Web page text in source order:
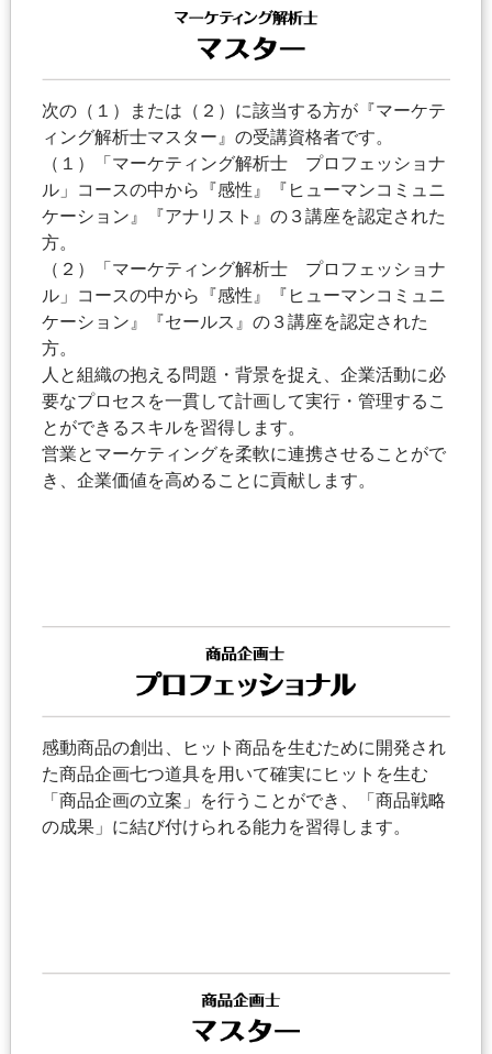
次の（１）または（２）に該当する方が『マーケテ
ィング解析士マスター』の受講資格者です。
（１）「マーケティング解析士 プロフェッショナ
ル」コースの中から『感性』『ヒューマンコミュニ
ケーション』『アナリスト』の３講座を認定された
方。
（２）「マーケティング解析士 プロフェッショナ
ル」コースの中から『感性』『ヒューマンコミュニ
ケーション』『セールス』の３講座を認定された
方。
人と組織の抱える問題・背景を捉え、企業活動に必
要なプロセスを一貫して計画して実行・管理するこ
とができるスキルを習得します。
営業とマーケティングを柔軟に連携させることがで
き、企業価値を高めることに貢献します。
感動商品の創出、ヒット商品を生むために開発され
た商品企画七つ道具を用いて確実にヒットを生む
「商品企画の立案」を行うことができ、「商品戦略
の成果」に結び付けられる能力を習得します。